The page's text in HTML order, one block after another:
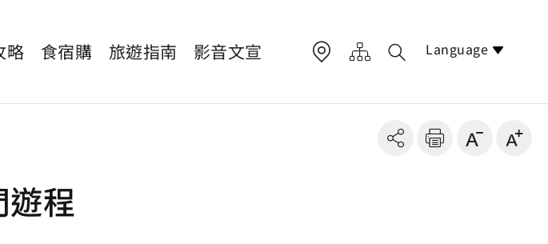
略 食宿購 旅遊指南 影音文宣 Language
遊程